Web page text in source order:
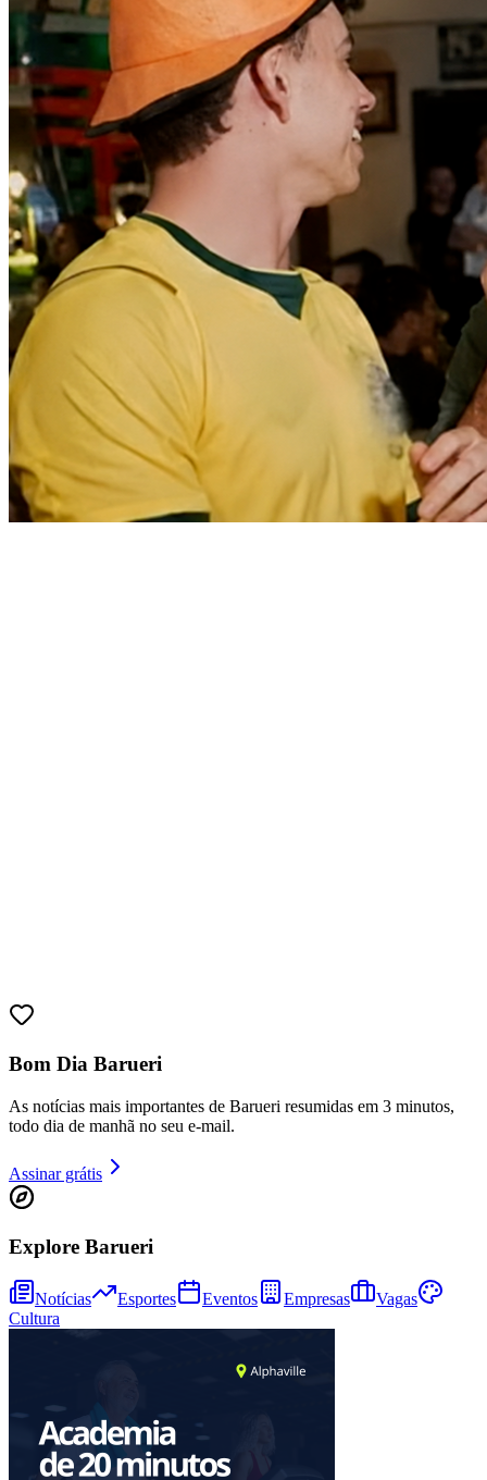
Athletico-PR
Bom Dia Barueri
As notícias mais importantes de Barueri resumidas em 3 minutos,
todo dia de manhã no seu e-mail.
Assinar grátis
Explore Barueri
Notícias Esportes Eventos Empresas
Vagas
Cultura